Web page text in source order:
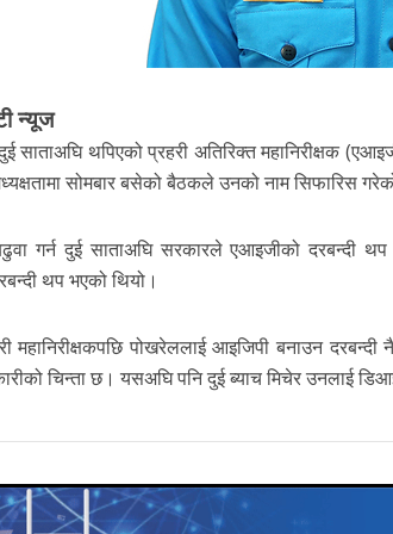
न्यूज
साताअघि थपिएको प्रहरी अतिरिक्त महानिरीक्षक
सोमबार बसेको बैठकले उनको नाम सिफारिस
गर्न दुई साताअघि सरकारले एआइजीको दरबन्दी
थप भएको थियो।
महानिरीक्षकपछि पोखरेललाई आइजिपी बनाउन
चिन्ता छ। यसअघि पनि दुई ब्याच मिचेर उनलाई